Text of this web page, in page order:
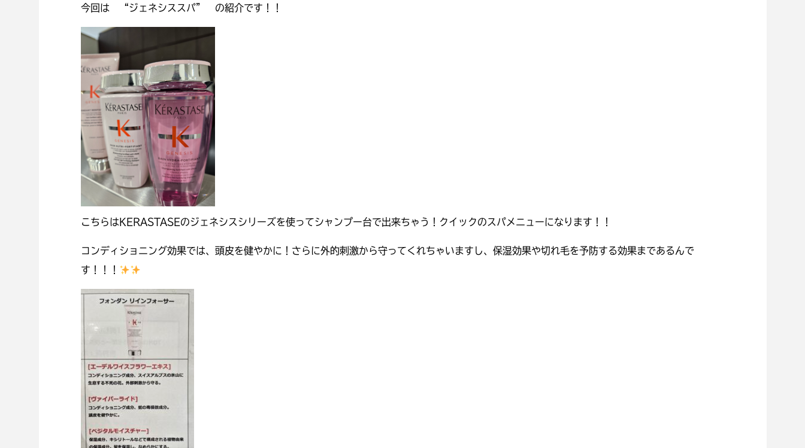
今回は “ジェネシススパ” の紹介です！！
こちらはKERASTASEのジェネシスシリーズを使ってシャンプー台で出来ちゃう！クイックのスパメニューになります！！
コンディショニング効果では、頭皮を健やかに！さらに外的刺激から守ってくれちゃいますし、保湿効果や切れ毛を予防する効果まであるんで
す！！！